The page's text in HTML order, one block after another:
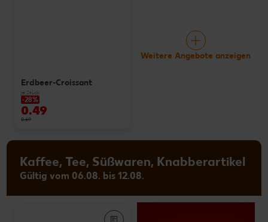
Erdbeer-Croissant
je Stück
-28%
0.49
0.69
Weitere Angebote anzeigen
Kaffee, Tee, Süßwaren, Knabberartikel
Gültig vom 06.08. bis 12.08.